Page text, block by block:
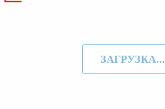
ЗАГРУЗКА...